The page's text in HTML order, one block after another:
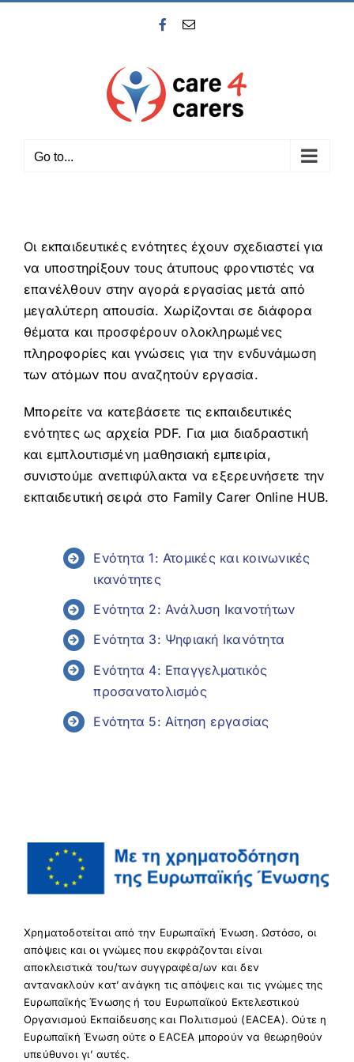
Facebook
Email
Go to...
Οι εκπαιδευτικές ενότητες έχουν σχεδιαστεί για
να υποστηρίξουν τους άτυπους φροντιστές να
επανέλθουν στην αγορά εργασίας μετά από
μεγαλύτερη απουσία. Χωρίζονται σε διάφορα
θέματα και προσφέρουν ολοκληρωμένες
πληροφορίες και γνώσεις για την ενδυνάμωση
των ατόμων που αναζητούν εργασία.
Μπορείτε να κατεβάσετε τις εκπαιδευτικές
ενότητες ως αρχεία PDF. Για μια διαδραστική
και εμπλουτισμένη μαθησιακή εμπειρία,
συνιστούμε ανεπιφύλακτα να εξερευνήσετε την
εκπαιδευτική σειρά στο Family Carer Online HUB.
Ενότητα 1: Ατομικές και κοινωνικές
ικανότητες
Ενότητα 2: Ανάλυση Ικανοτήτων
Ενότητα 3: Ψηφιακή Ικανότητα
Ενότητα 4: Επαγγελματικός
προσανατολισμός
Ενότητα 5: Αίτηση εργασίας
Χρηματοδοτείται από την Ευρωπαϊκή Ένωση. Ωστόσο, οι
απόψεις και οι γνώμες που εκφράζονται είναι
αποκλειστικά του/των συγγραφέα/ων και δεν
αντανακλούν κατ’ ανάγκη τις απόψεις και τις γνώμες της
Ευρωπαϊκής Ένωσης ή του Ευρωπαϊκού Εκτελεστικού
Οργανισμού Εκπαίδευσης και Πολιτισμού (EACEA). Ούτε η
Ευρωπαϊκή Ένωση ούτε ο EACEA μπορούν να θεωρηθούν
υπεύθυνοι γι’ αυτές.